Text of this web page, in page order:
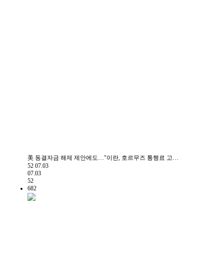
美 동결자금 해제 제안에도…"이란, 호르무즈 통행료 고…
52 07.03
07.03
52
682